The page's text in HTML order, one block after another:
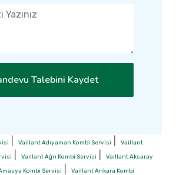
Talebini Kaydet
Vaillant Adıyaman Kombi Servisi
Vaillant
Vaillant Ağrı Kombi Servisi
Vaillant Aksaray
Kombi Servisi
Vaillant Ankara Kombi